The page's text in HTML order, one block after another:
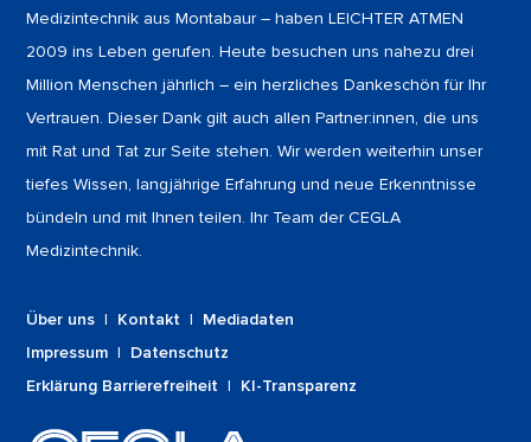
Medizintechnik aus Montabaur – haben LEICHTER ATMEN
2009 ins Leben gerufen. Heute besuchen uns nahezu drei
Million Menschen jährlich – ein herzliches Dankeschön für Ihr
Vertrauen. Dieser Dank gilt auch allen Partner:innen, die uns
mit Rat und Tat zur Seite stehen. Wir werden weiterhin unser
tiefes Wissen, langjährige Erfahrung und neue Erkenntnisse
bündeln und mit Ihnen teilen. Ihr Team der CEGLA
Medizintechnik.
Über uns | Kontakt | Mediadaten
Impressum | Datenschutz
Erklärung Barrierefreiheit | KI-Transparenz